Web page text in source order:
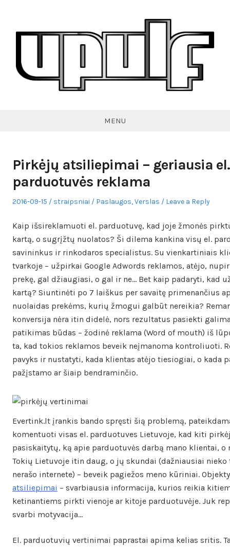
content
MENU
Pirkėjų atsiliepimai – geriausia el.
parduotuvės reklama
Posted
2016-09-15 Author
straipsniai
Posted
Paslaugos,Verslas Leave a Reply
Kaip išsireklamuoti el. parduotuvę, kad joje žmonės
kartą, o sugrįžtų nuolatos? Ši dilema kankina visų el.
savininkus ir rinkodaros specialistus. Su vienkartiniais
tvarkoje – užpirkai Google Adwords reklamos, atėjo,
prekę, gal džiaugiasi, o gal ir ne… Bet kaip padaryti, kad
kartą? Siuntinėti po 7 laiškus per savaitę primenančius
nuolaidas prekėms, kurių žmogui galbūt nereikia?
konversija nėra itin didelė, nors rezultatus pasiekti
patikimas būdas – žodinė reklama (Word of mouth) iš
ta, kad tokios reklamos beveik neįmanoma kontroliuoti.
pavyks ir nustatyti, kada klientas atėjo tiesiogiai, o kada
pažįstamo ar šiaip bendraminčio.
Evertink.lt įrankis bando spręsti šią problemą,
komentuoti visas el. parduotuves Lietuvoje, kad kiti
pasiskaitytų, ką apie parduotuvės darbą mano klientai, o
Tokių Lietuvoje itin daug, o jų skundai (dažniausiai
nerašo internete) – beveik pagiežos meno kūriniai.
atsiliepimai – svarbiausia informacija, kurios reikia
ketinantiems pirkti vienoje ar kitoje parduotuvėje. Juk
svarbi motyvacija…
El. parduotuvių vertinimai paprastai apima kelias sritis.